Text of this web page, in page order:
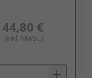
44,80 €
(inkl. MwSt.)